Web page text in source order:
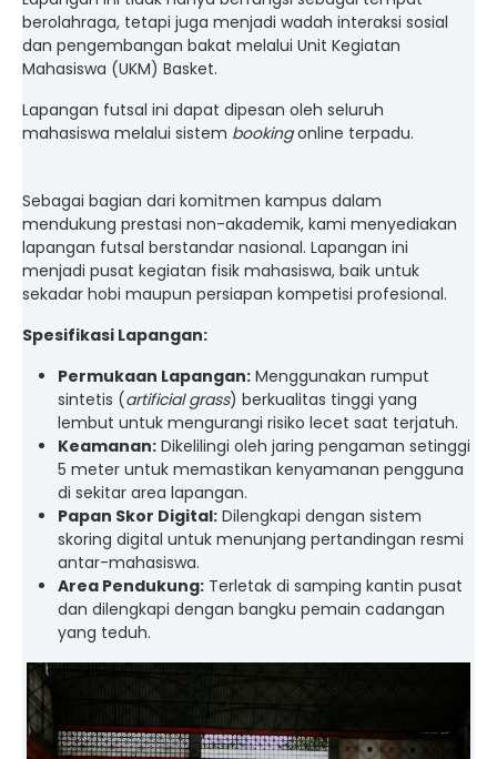
berolahraga, tetapi juga menjadi wadah interaksi sosial
dan pengembangan bakat melalui Unit Kegiatan
Mahasiswa (UKM) Basket.
Lapangan futsal ini dapat dipesan oleh seluruh
mahasiswa melalui sistem bookingonline terpadu.
Sebagai bagian dari komitmen kampus dalam
mendukung prestasi non-akademik, kami menyediakan
lapangan futsal berstandar nasional. Lapangan ini
menjadi pusat kegiatan fisik mahasiswa, baik untuk
sekadar hobi maupun persiapan kompetisi profesional.
Spesifikasi Lapangan:
Permukaan Lapangan: Menggunakan rumput
sintetis (artificial grass) berkualitas tinggi yang
lembut untuk mengurangi risiko lecet saat terjatuh.
Keamanan: Dikelilingi oleh jaring pengaman setinggi
5 meter untuk memastikan kenyamanan pengguna
di sekitar area lapangan.
Papan Skor Digital: Dilengkapi dengan sistem
skoring digital untuk menunjang pertandingan resmi
antar-mahasiswa.
Area Pendukung: Terletak di samping kantin pusat
dan dilengkapi dengan bangku pemain cadangan
yang teduh.